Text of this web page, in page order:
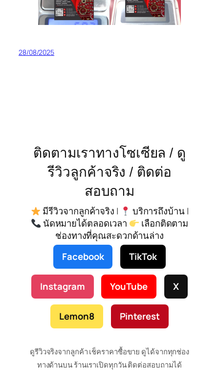
28/08/2025
ติดตามเราทางโซเซียล / ดู
รีวิวลูกค้าจริง / ติดต่อ
สอบถาม
มีรีวิวจากลูกค้าจริง |
บริการถึงบ้าน |
นัดหมายได้ตลอดเวลา
เลือกติดตาม
ช่องทางที่คุณสะดวกด้านล่าง
Facebook
TikTok
Instagram YouTube X
Lemon8 Pinterest
ดูรีวิวจริงจากลูกค้า เช็คราคาซื้อขาย ดูได้จากทุกช่อง
ทางด้านบน ร้านเราเปิดทุกวัน ติดต่อสอบถามได้